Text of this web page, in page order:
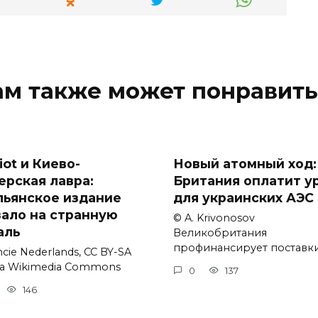
также может
и Киево-
лавра:
издание
на странную
Nederlands, CC BY-SA
Wikimedia Commons
146
Новый атомный ход:
Британия оплатит
для украинских АЭС
© A. Krivonosov
Великобритания
профинансирует
0 137